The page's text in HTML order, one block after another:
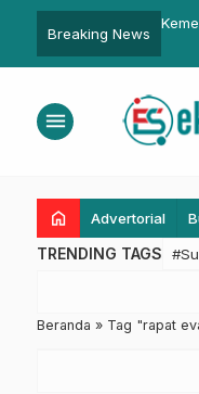
Breaking News
Sekolah Inklusi:
yang Adil,
Ramah bagi Seluruh
menu
home Advertorial
TRENDING TAGS
Beranda » Tag "rapat